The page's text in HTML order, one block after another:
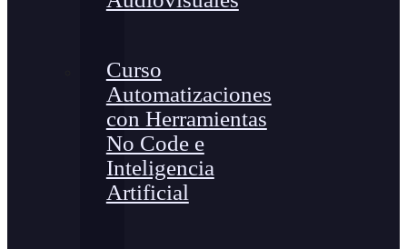
Curso
Automatizaciones
con Herramientas
No Code e
Inteligencia
Artificial